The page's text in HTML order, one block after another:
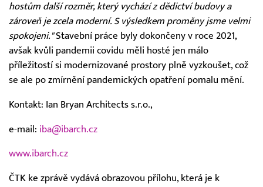
hostům další rozměr, který vychází z dědictví budovy a
zároveň je zcela moderní. S výsledkem proměny jsme velmi
spokojeni."Stavební práce byly dokončeny v roce 2021,
avšak kvůli pandemii covidu měli hosté jen málo
příležitostí si modernizované prostory plně vyzkoušet, což
se ale po zmírnění pandemických opatření pomalu mění.
Kontakt: Ian Bryan Architects s.r.o.,
e-mail: iba@ibarch.cz
www.ibarch.cz
ČTK ke zprávě vydává obrazovou přílohu, která je k